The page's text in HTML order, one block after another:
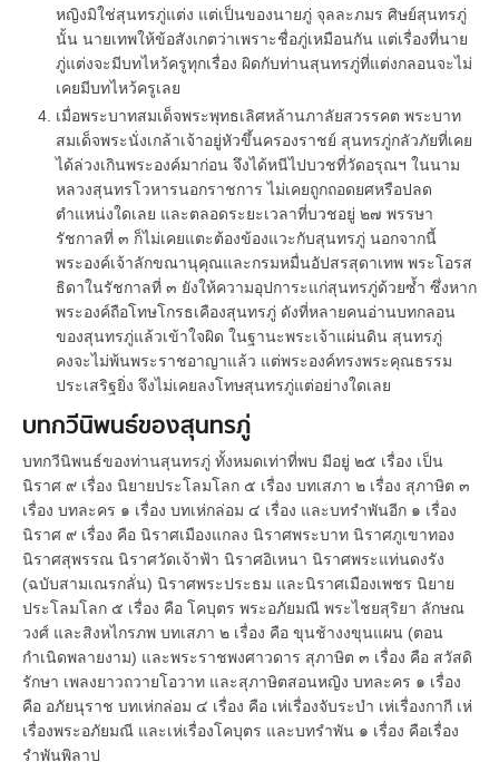
หญิงมิใช่สุนทรภู่แต่ง แต่เป็นของนายภู่ จุลละภมร ศิษย์สุนทรภู่
นั้น นายเทพให้ข้อสังเกตว่าเพราะชื่อภู่เหมือนกัน แต่เรื่องที่นาย
ภู่แต่งจะมีบทไหว้ครูทุกเรื่อง ผิดกับท่านสุนทรภู่ที่แต่งกลอนจะไม่
เคยมีบทไหว้ครูเลย
เมื่อพระบาทสมเด็จพระพุทธเลิศหล้านภาลัยสวรรคต พระบาท
สมเด็จพระนั่งเกล้าเจ้าอยู่หัวขึ้นครองราชย์ สุนทรภู่กลัวภัยที่เคย
ได้ล่วงเกินพระองค์มาก่อน จึงได้หนีไปบวชที่วัดอรุณฯ ในนาม
หลวงสุนทรโวหารนอกราชการ ไม่เคยถูกถอดยศหรือปลด
ตำแหน่งใดเลย และตลอดระยะเวลาที่บวชอยู่ ๒๗ พรรษา
รัชกาลที่ ๓ ก็ไม่เคยแตะต้องข้องแวะกับสุนทรภู่ นอกจากนี้
พระองค์เจ้าลักขณานุคุณและกรมหมื่นอัปสรสุดาเทพ พระโอรส
ธิดาในรัชกาลที่ ๓ ยังให้ความอุปการะแก่สุนทรภู่ด้วยซ้ำ ซึ่งหาก
พระองค์ถือโทษโกรธเคืองสุนทรภู่ ดังที่หลายคนอ่านบทกลอน
ของสุนทรภู่แล้วเข้าใจผิด ในฐานะพระเจ้าแผ่นดิน สุนทรภู่
คงจะไม่พ้นพระราชอาญาแล้ว แต่พระองค์ทรงพระคุณธรรม
ประเสริฐยิ่ง จึงไม่เคยลงโทษสุนทรภู่แต่อย่างใดเลย
บทกวีนิพนธ์ของสุนทรภู่
บทกวีนิพนธ์ของท่านสุนทรภู่ ทั้งหมดเท่าที่พบ มีอยู่ ๒๕ เรื่อง เป็น
นิราศ ๙ เรื่อง นิยายประโลมโลก ๕ เรื่อง บทเสภา ๒ เรื่อง สุภาษิต ๓
เรื่อง บทละคร ๑ เรื่อง บทเห่กล่อม ๔ เรื่อง และบทรำพันอีก ๑ เรื่อง
นิราศ ๙ เรื่อง คือ นิราศเมืองแกลง นิราศพระบาท นิราศภูเขาทอง
นิราศสุพรรณ นิราศวัดเจ้าฟ้า นิราศอิเหนา นิราศพระแท่นดงรัง
(ฉบับสามเณรกลั่น) นิราศพระประธม และนิราศเมืองเพชร นิยาย
ประโลมโลก ๕ เรื่อง คือ โคบุตร พระอภัยมณี พระไชยสุริยา ลักษณ
วงศ์ และสิงหไกรภพ บทเสภา ๒ เรื่อง คือ ขุนช้างงขุนแผน (ตอน
กำเนิดพลายงาม) และพระราชพงศาวดาร สุภาษิต ๓ เรื่อง คือ สวัสดิ
รักษา เพลงยาวถวายโอวาท และสุภาษิตสอนหญิง บทละคร ๑ เรื่อง
คือ อภัยนุราช บทเห่กล่อม ๔ เรื่อง คือ เห่เรื่องจับระบำ เห่เรื่องกากี เห่
เรื่องพระอภัยมณี และเห่เรื่องโคบุตร และบทรำพัน ๑ เรื่อง คือเรื่อง
รำพันพิลาป